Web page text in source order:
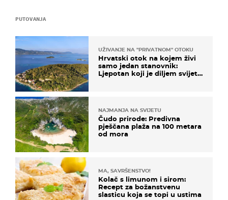
PUTOVANJA
UŽIVANJE NA "PRIVATNOM" OTOKU
Hrvatski otok na kojem živi
samo jedan stanovnik:
Ljepotan koji je diljem svijeta
NAJMANJA NA SVIJETU
Čudo prirode: Predivna
pješčana plaža na 100 metara
od mora
MA, SAVRŠENSTVO!
Kolač s limunom i sirom:
Recept za božanstvenu
slasticu koja se topi u ustima